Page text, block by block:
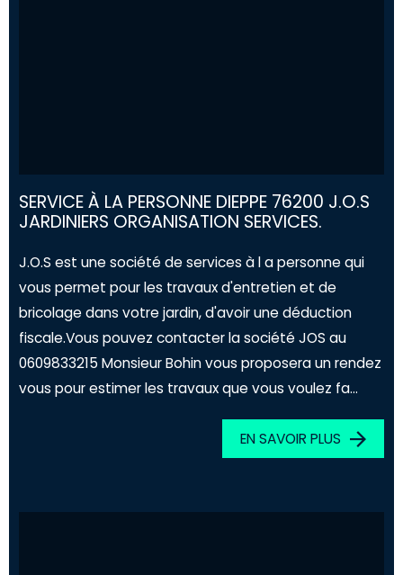
SERVICE À LA PERSONNE DIEPPE 76200 J.O.S
JARDINIERS ORGANISATION SERVICES.
J.O.S est une société de services à l a personne qui
vous permet pour les travaux d'entretien et de
bricolage dans votre jardin, d'avoir une déduction
fiscale.Vous pouvez contacter la société JOS au
0609833215 Monsieur Bohin vous proposera un rendez
vous pour estimer les travaux que vous voulez fa...
EN SAVOIR PLUS